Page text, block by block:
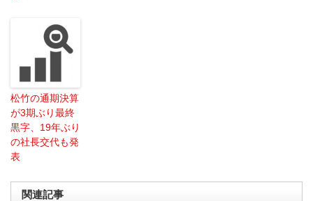
松竹の通期決算
が3期ぶり最終
黒字、19年ぶり
の社長交代も発
表
関連記事